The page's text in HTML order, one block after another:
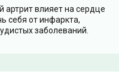
артрит влияет на сердце
себя от инфаркта,
заболеваний.